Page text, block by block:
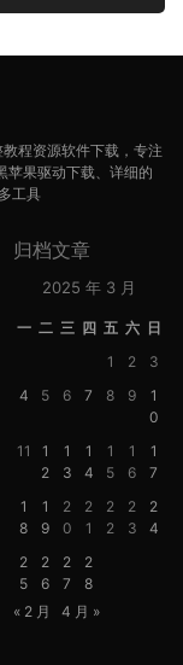
程资源软件下载，专注
苹果驱动下载、详细的
工具
归档文章
2025 年 3 月
一 二 三 四 五 六 日
1
2
3
4
5 6 7 8 9
1
0
11
1
2
1
3
1
4
1
5
1
6
1
7
1
8
1
9
2
0
2
1
2
2
2
3
2
4
2
5
2
6
2
7
2
8
« 2 月
4 月 »